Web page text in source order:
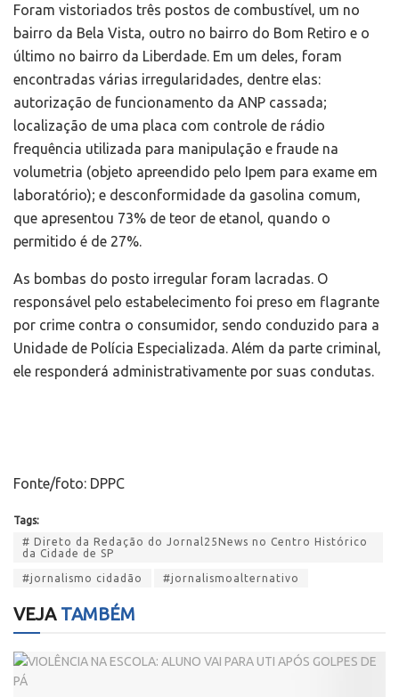
Foram vistoriados três postos de combustível, um no
bairro da Bela Vista, outro no bairro do Bom Retiro e o
último no bairro da Liberdade. Em um deles, foram
encontradas várias irregularidades, dentre elas:
autorização de funcionamento da ANP cassada;
localização de uma placa com controle de rádio
frequência utilizada para manipulação e fraude na
volumetria (objeto apreendido pelo Ipem para exame em
laboratório); e desconformidade da gasolina comum,
que apresentou 73% de teor de etanol, quando o
permitido é de 27%.
As bombas do posto irregular foram lacradas. O
responsável pelo estabelecimento foi preso em flagrante
por crime contra o consumidor, sendo conduzido para a
Unidade de Polícia Especializada. Além da parte criminal,
ele responderá administrativamente por suas condutas.
Fonte/foto: DPPC
Tags:
# Direto da Redação do Jornal25News no Centro Histórico
da Cidade de SP
#jornalismo cidadão #jornalismoalternativo
VEJATAMBÉM